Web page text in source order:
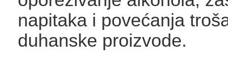
napitaka i povećanja
duhanske proizvode.